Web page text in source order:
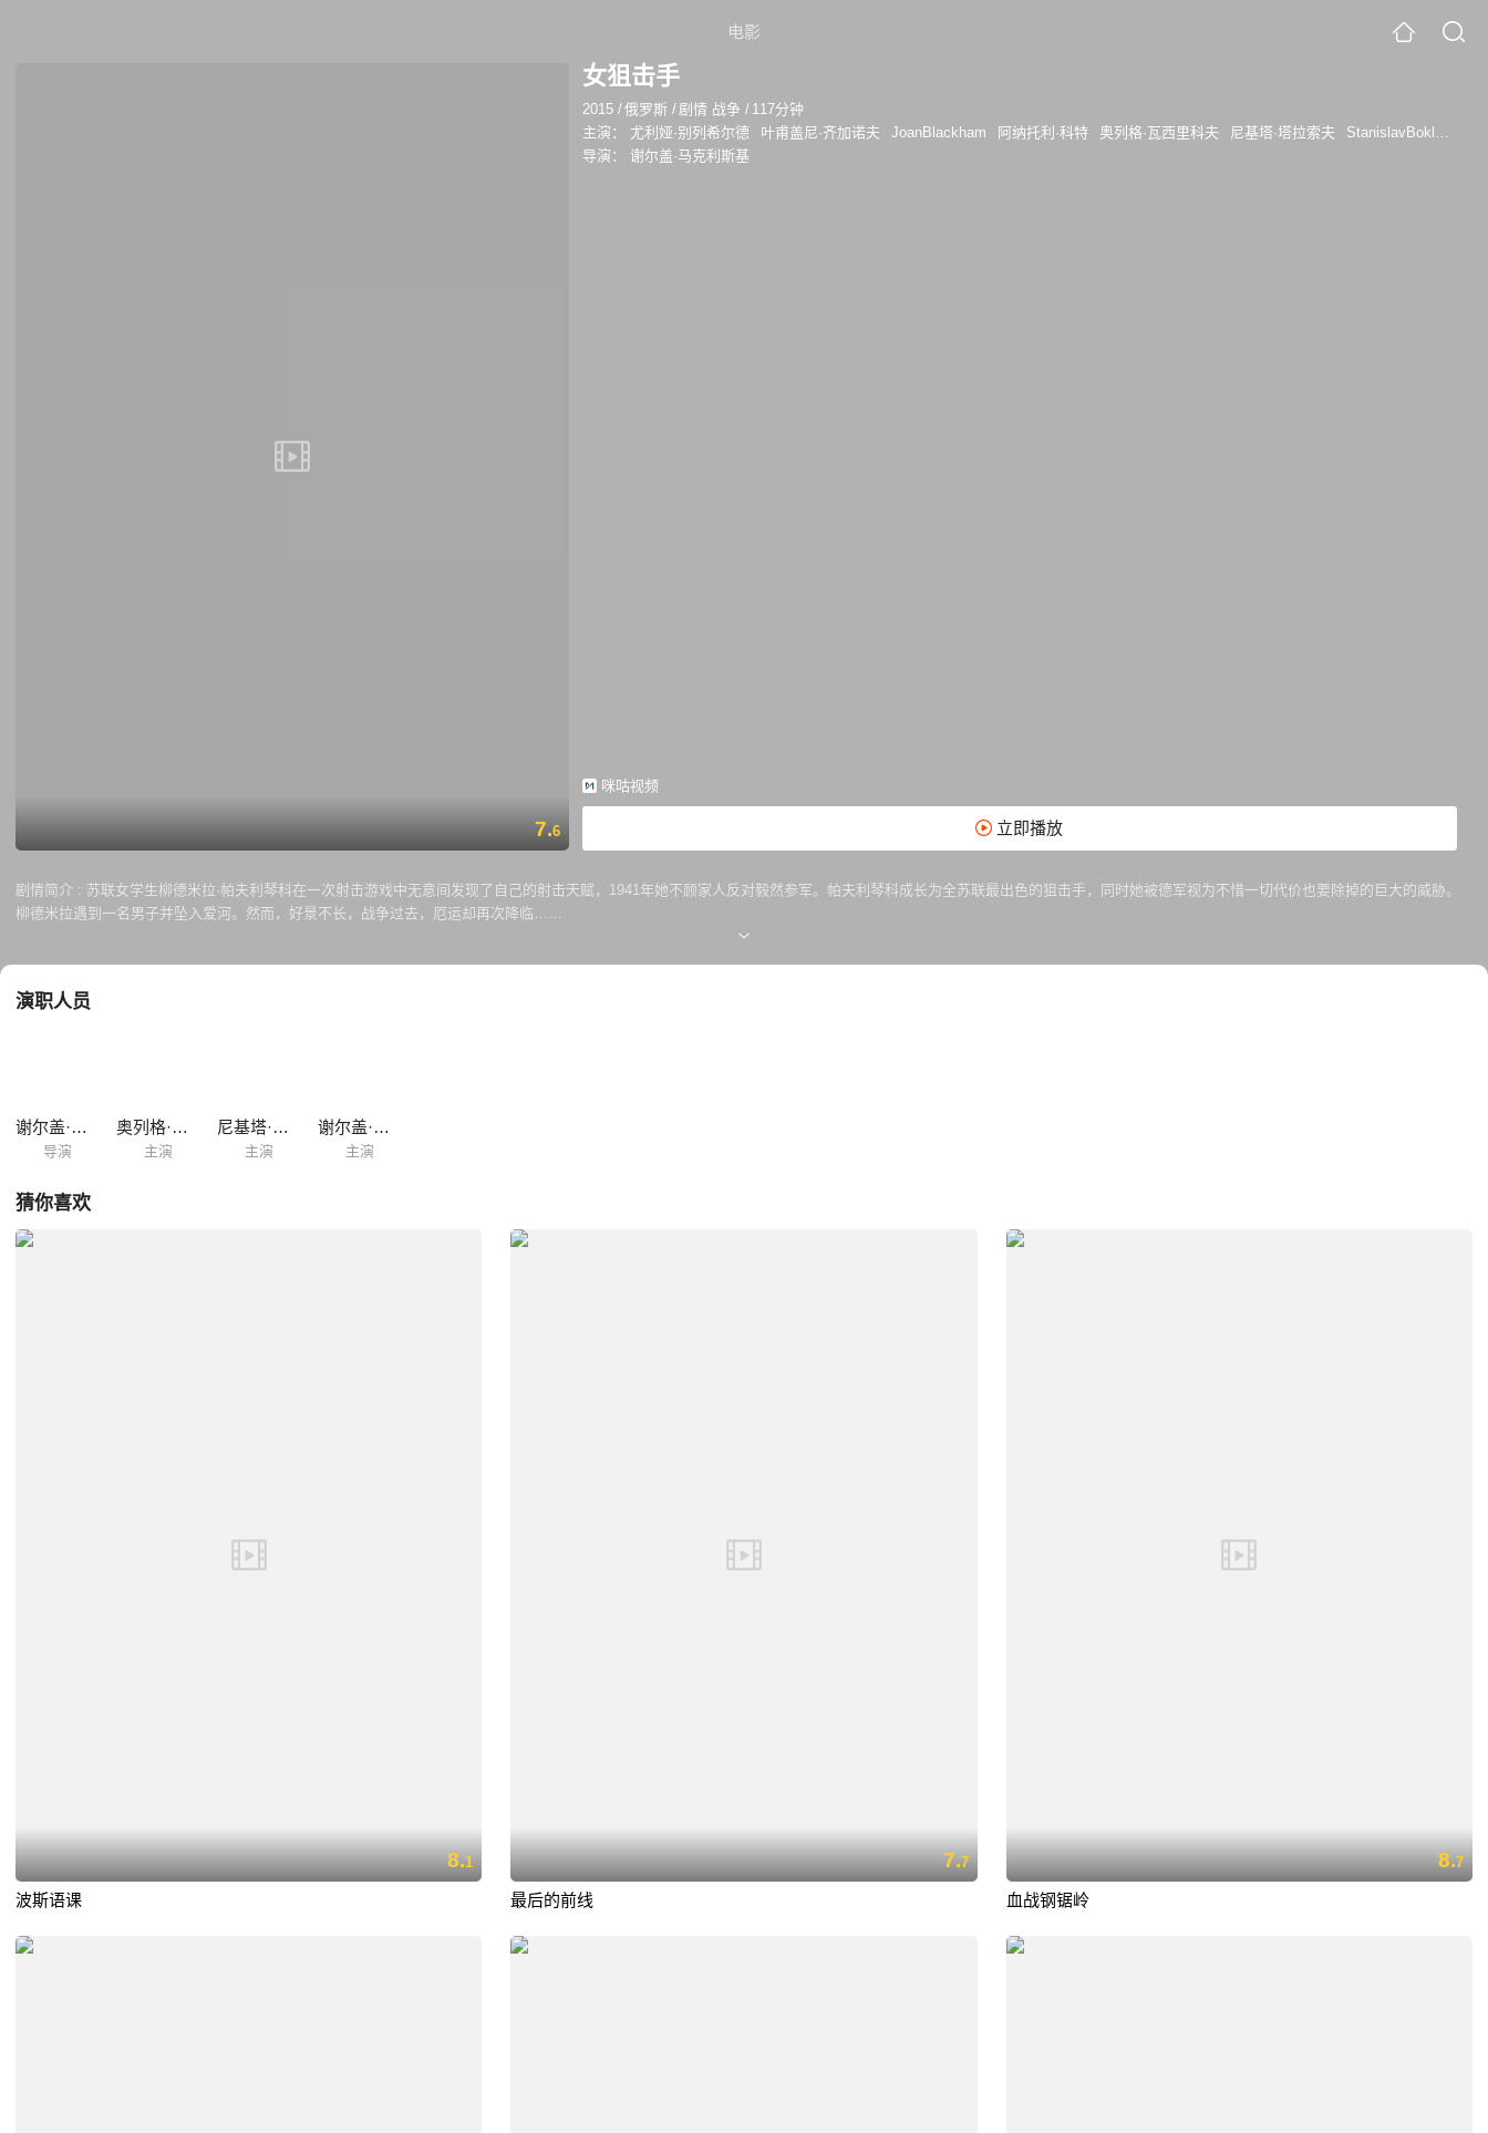
电影
7.6
女狙击手
2015 /俄罗斯 /剧情 战争 / 117分钟
主演：
尤利娅·别列希尔德 叶甫盖尼·齐加诺夫 JoanBlackham 阿纳托利·科特 奥列格·瓦西里科夫 尼基塔·塔拉索夫 StanislavBoklan
导演：
谢尔盖·马克利斯基
咪咕视频
立即播放
剧情简介 : 苏联女学生柳德米拉·帕夫利琴科在一次射击游戏中无意间发现了自己的射击天赋，1941年她不顾家人反对毅然参军。帕夫利琴科成长为全苏联最出色的狙击手，同时她被德军视为不惜一切代价也要除掉的巨大的威胁。
柳德米拉遇到一名男子并坠入爱河。然而，好景不长，战争过去，厄运却再次降临……
演职人员
谢尔盖·马克利斯基
导演
奥列格·瓦西里科夫
主演
尼基塔·塔拉索夫
主演
谢尔盖·普斯科帕里斯
主演
猜你喜欢
8.1
波斯语课
7.7
最后的前线
8.7
血战钢锯岭